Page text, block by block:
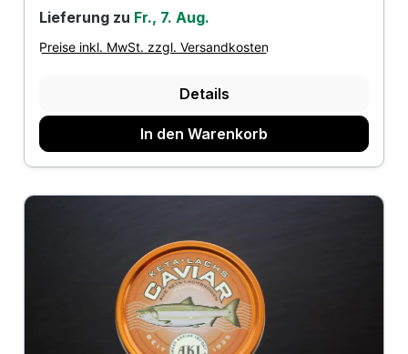
Lieferung zu Fr., 7. Aug.
Preise inkl. MwSt. zzgl. Versandkosten
Details
In den Warenkorb